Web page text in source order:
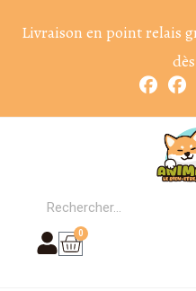
Livraison en point relais
0